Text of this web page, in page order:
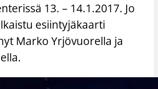
13. – 14.1.2017. Jo
esiintyjäkaarti
Marko Yrjövuorella ja